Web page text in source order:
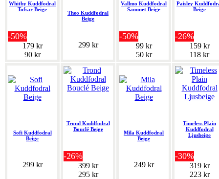
Whitby Kuddfodral
Tofsar Beige
-50%
179 kr
90 kr
Theo Kuddfodral
Beige
299 kr
Vallmo Kuddfodral
Sammet Beige
-50%
99 kr
50 kr
Paisley
Beige
-26%
159 kr
118 kr
Sofi Kuddfodral
Beige
299 kr
Trond Kuddfodral
Bouclé Beige
-26%
399 kr
295 kr
Mila Kuddfodral
Beige
249 kr
Timeless Plain
Kuddfodral
Ljusbeige
-30%
319 kr
223 kr